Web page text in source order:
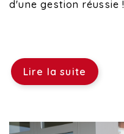
d'une gestion réussie !
Lire la suite